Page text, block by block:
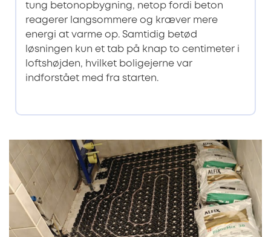
tung betonopbygning, netop fordi beton
reagerer langsommere og kræver mere
energi at varme op. Samtidig betød
løsningen kun et tab på knap to centimeter i
loftshøjden, hvilket boligejerne var
indforstået med fra starten.